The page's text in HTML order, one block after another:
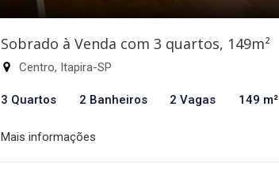
Sobrado à Venda com 3 quartos, 149m²
Centro, Itapira-SP
3 Quartos 2 Banheiros 2 Vagas 149 m²
Mais informações